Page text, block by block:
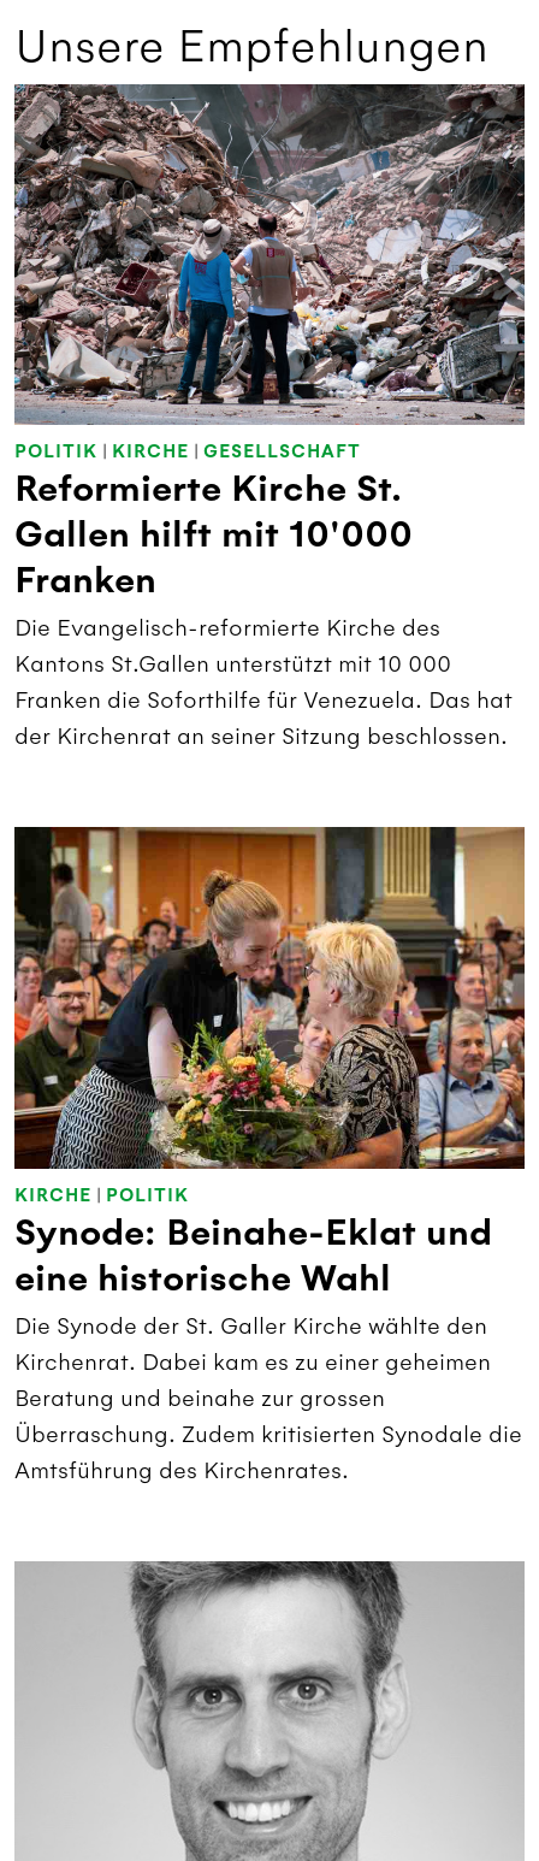
Unsere Empfehlungen
POLITIK KIRCHE GESELLSCHAFT
Reformierte Kirche St.
Gallen hilft mit 10'000
Franken
Die Evangelisch-reformierte Kirche des
Kantons St.Gallen unterstützt mit 10 000
Franken die Soforthilfe für Venezuela. Das hat
der Kirchenrat an seiner Sitzung beschlossen.
KIRCHE | POLITIK
Synode: Beinahe-Eklat und
eine historische Wahl
Die Synode der St. Galler Kirche wählte den
Kirchenrat. Dabei kam es zu einer geheimen
Beratung und beinahe zur grossen
Überraschung. Zudem kritisierten Synodale die
Amtsführung des Kirchenrates.